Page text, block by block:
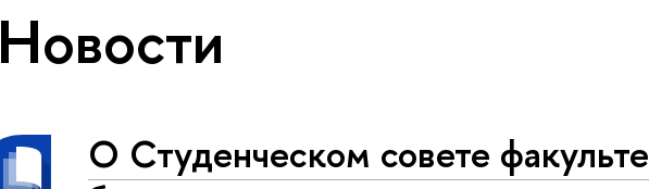
Новости
О Студенческом совете